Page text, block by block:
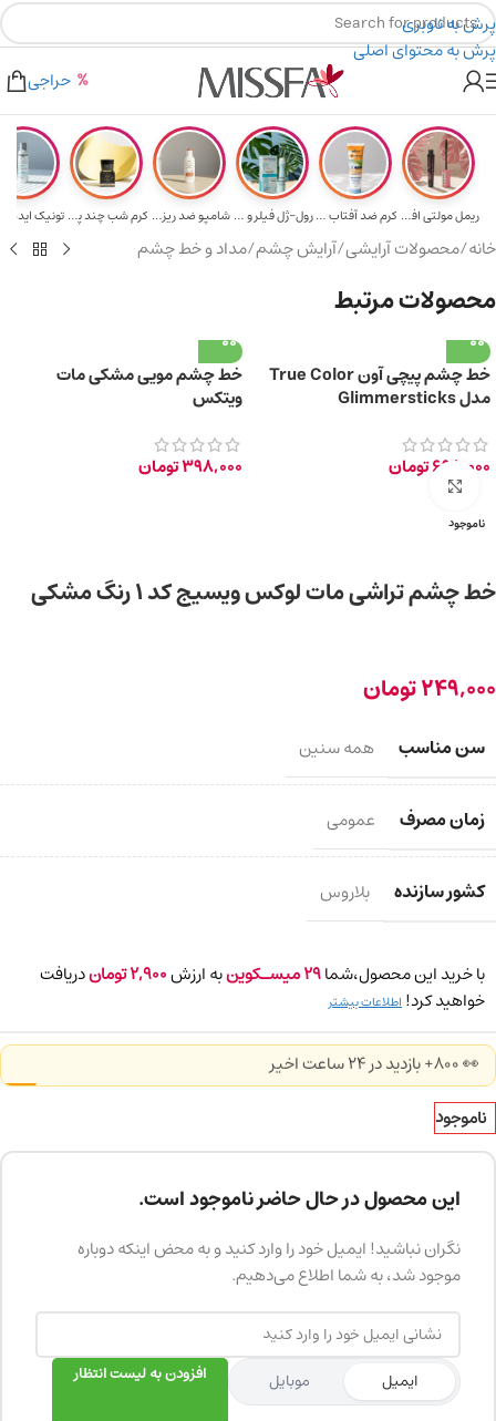
پرش به ناوبری
پرش به محتوای اصلی
۲٪ تخفیف روی سبد خرید برای روش کارت به کارت
هدیه برای خرید های بالای ۵ میلیون تومن
حراجی
ریمل مولتی افکت... کرم ضد آفتاب حا... رول-ژل فیلر و م... شامپو ضد ریزش و... کرم شب چند پپتی... تونیک ایده
خانه/محصولات آرایشی/آرایش چشم/مداد و خط چشم
محصولات مرتبط
خط چشم پیچی آون True Color
مدل Glimmersticks
698,000تومان
خط چشم مویی مشکی مات
ویتکس
398,000تومان
ناموجود
برای بزرگ‌نمایی کلیک کنید
خط چشم تراشی مات لوکس ویسیج کد 1 رنگ مشکی
249,000تومان
سن مناسب همه سنین
زمان مصرف عمومی
کشور سازنده بلاروس
با خرید این محصول،شما29میسـکوینبه ارزش2,900توماندریافت
خواهید کرد! اطلاعات بیشتر
👀 800+ بازدید در ۲۴ ساعت اخیر
ناموجود
این محصول در حال حاضر ناموجود است.
نگران نباشید! ایمیل خود را وارد کنید و به محض اینکه دوباره
موجود شد، به شما اطلاع می‌دهیم.
ایمیل موبایل افزودن به لیست انتظار